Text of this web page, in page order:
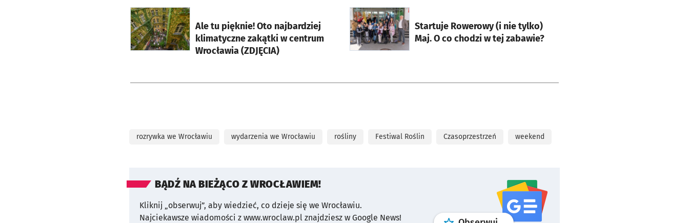
Ale tu pięknie! Oto najbardziej
klimatyczne zakątki w centrum
Wrocławia (ZDJĘCIA)
otworzy się w nowej karcie
Startuje Rowerowy (i nie tylko)
Maj. O co chodzi w tej zabawie?
otworzy się w nowej karcie
rozrywka we Wrocławiu wydarzenia we Wrocławiu rośliny Festiwal Roślin Czasoprzestrzeń weekend
BĄDŹ NA BIEŻĄCO Z WROCŁAWIEM!
Kliknij „obserwuj”, aby wiedzieć, co dzieje się we Wrocławiu.
Najciekawsze wiadomości z www.wroclaw.pl znajdziesz w Google News!